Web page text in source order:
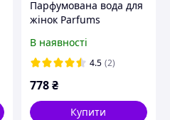
Парфумована вода для
жінок Parfums
(000000154) 000000155,
Парфумована вода,
1, 100 мл, Парфумована
вода 000000154, 50 мл
В наявності
4.5 (2)
778₴
Купити